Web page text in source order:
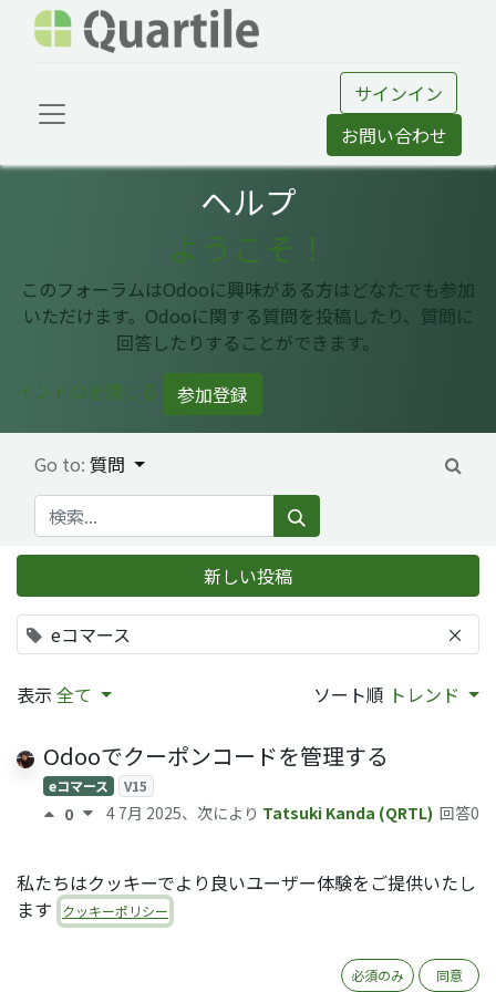
サインイン
お問い合わせ
ヘルプ
ようこそ！
このフォーラムはOdooに興味がある方はどなたでも参加
いただけます。Odooに関する質問を投稿したり、質問に
回答したりすることができます。
イントロを閉じる
参加登録
Go to: 質問
eコマース ×
新しい投稿
表示 全て ソート順 トレンド
Odooでクーポンコードを管理する
eコマース V15
0 4 7月 2025、次により Tatsuki Kanda (QRTL) 回答0
の説明
V12 Private -> Open
私たちはクッキーでより良いユーザー体験をご提供いたし
ます
クッキーポリシー
必須のみ 同意